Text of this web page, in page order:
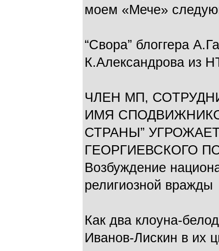
моем «Мече»
“Свора” блоггера
К.Александрова из
ЧЛЕН МП,
ИМЯ
СТРАНЫ”
ГЕОРГИЕВСКОГО
Возбуждение
религиозной вражды
Как два клоуна-
Иванов-Лискин в их